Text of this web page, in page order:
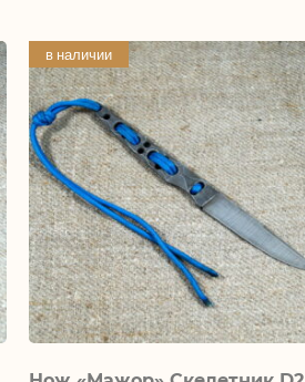
в наличии